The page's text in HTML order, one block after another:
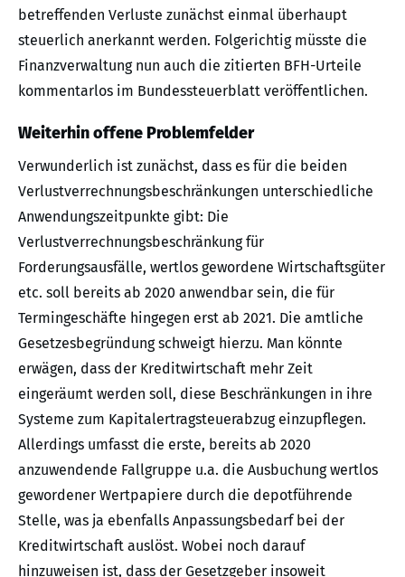
betreffenden Verluste zunächst einmal überhaupt
steuerlich anerkannt werden. Folgerichtig müsste die
Finanzverwaltung nun auch die zitierten BFH-Urteile
kommentarlos im Bundessteuerblatt veröffentlichen.
Weiterhin offene Problemfelder
Verwunderlich ist zunächst, dass es für die beiden
Verlustverrechnungsbeschränkungen unterschiedliche
Anwendungszeitpunkte gibt: Die
Verlustverrechnungsbeschränkung für
Forderungsausfälle, wertlos gewordene Wirtschaftsgüter
etc. soll bereits ab 2020 anwendbar sein, die für
Termingeschäfte hingegen erst ab 2021. Die amtliche
Gesetzesbegründung schweigt hierzu. Man könnte
erwägen, dass der Kreditwirtschaft mehr Zeit
eingeräumt werden soll, diese Beschränkungen in ihre
Systeme zum Kapitalertragsteuerabzug einzupflegen.
Allerdings umfasst die erste, bereits ab 2020
anzuwendende Fallgruppe u.a. die Ausbuchung wertlos
gewordener Wertpapiere durch die depotführende
Stelle, was ja ebenfalls Anpassungsbedarf bei der
Kreditwirtschaft auslöst. Wobei noch darauf
hinzuweisen ist, dass der Gesetzgeber insoweit